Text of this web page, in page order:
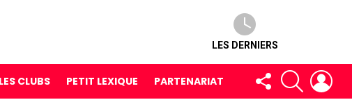
LES DERNIERS
CLUBS PETIT LEXIQUE PARTENARIAT
FOLLOW
US